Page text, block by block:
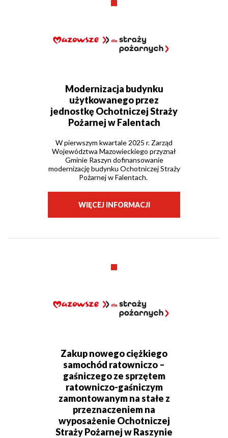
Modernizacja budynku
użytkowanego przez
jednostkę Ochotniczej Straży
Pożarnej w Falentach
W pierwszym kwartale 2025 r. Zarząd
Województwa Mazowieckiego przyznał
Gminie Raszyn dofinansowanie
modernizację budynku Ochotniczej Straży
Pożarnej w Falentach.
WIĘCEJ INFORMACJI
Zakup nowego ciężkiego
samochód ratowniczo –
gaśniczego ze sprzętem
ratowniczo-gaśniczym
zamontowanym na stałe z
przeznaczeniem na
wyposażenie Ochotniczej
Straży Pożarnej w Raszynie